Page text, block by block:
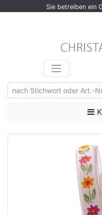
Sie betreiben ein